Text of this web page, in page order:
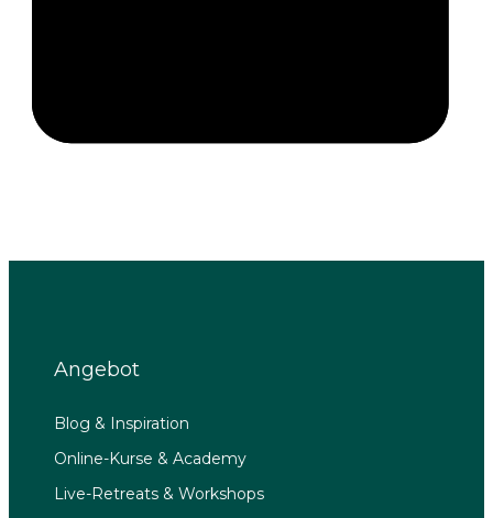
Angebot
Blog & Inspiration
Online-Kurse & Academy
Live-Retreats & Workshops